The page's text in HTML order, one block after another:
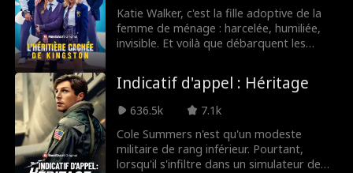
Katie Walker, c'est la fille adoptive de la
femme de ménage : harcelée, humiliée,
invisible. Et voilà que débarquent les
recherche de leur sœur disparue : Katie !
Mais la reine du lycée lui vole sa place.
Maintenant, Katie va reprendre le
contrôle, récupérer ce qui lui revient, et
tous vont regretter de l'avoir sous-
estimée.
Indicatif d'appel : Héritage
636.5k
7.1k
Cole Summers n'est qu'un modeste
militaire de rang inférieur. Pourtant,
lorsqu'il s'infiltre dans un simulateur de